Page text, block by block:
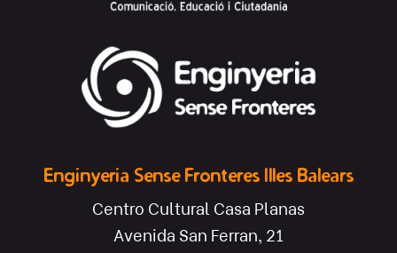
Enginyeria Sense Fronteres Illes Balears
Centro Cultural Casa Planas
Avenida San Ferran, 21